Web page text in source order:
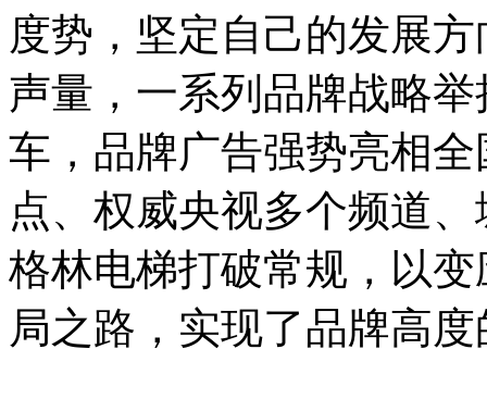
度势，坚定自己的发展
声量，一系列品牌战略
车，品牌广告强势亮相
点、权威央视多个频道
格林电梯打破常规，以
局之路，实现了品牌高